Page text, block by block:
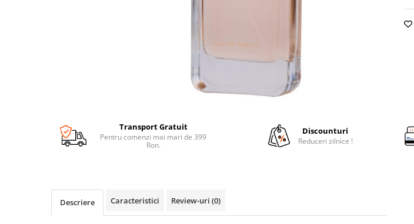
Transport Gratuit
Pentru comenzi mai mari de 399
Ron.
Discounturi
Reduceri zilnice !
Descriere Caracteristici Review-uri (0)